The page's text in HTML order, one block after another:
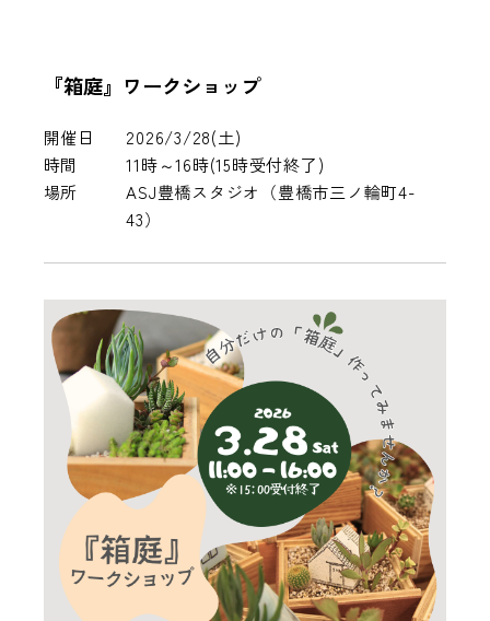
『箱庭』ワークショップ
開催日
2026/3/28(土)
時間
11時～16時(15時受付終了)
場所
ASJ豊橋スタジオ（豊橋市三ノ輪町4-
43）